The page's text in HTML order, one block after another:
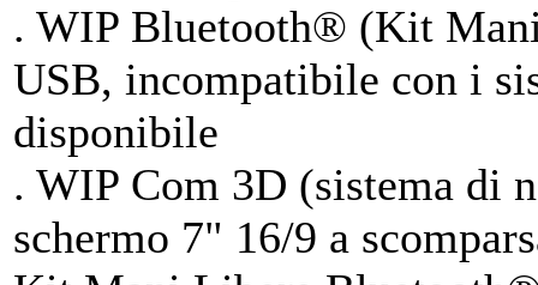
. WIP Bluetooth® (Kit
USB, incompatibile con i
disponibile
. WIP Com 3D (sistema di
schermo 7" 16/9 a